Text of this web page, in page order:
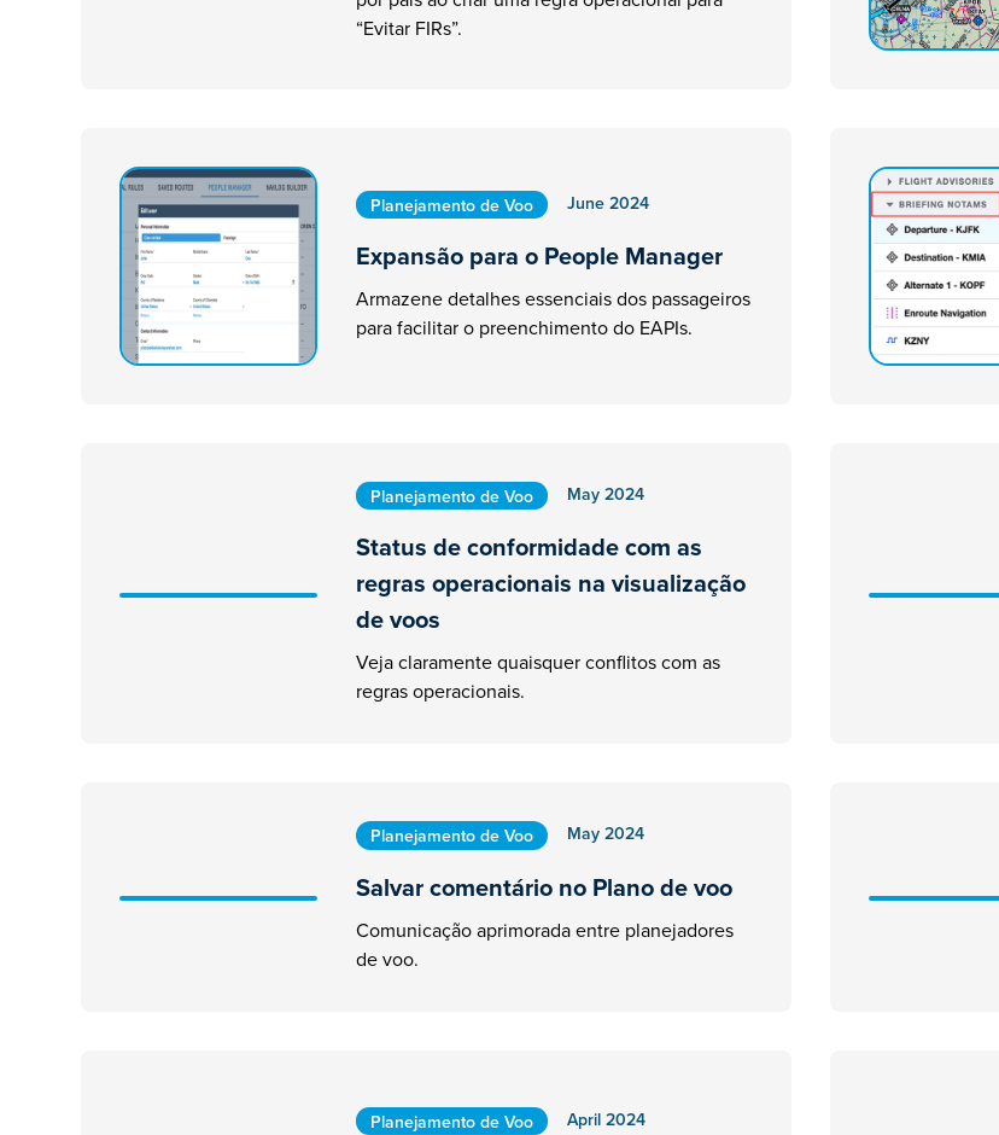
“Evitar FIRs”.
Planejamento de Voo June 2024
Expansão para o People Manager
Armazene detalhes essenciais dos passageiros
para facilitar o preenchimento do EAPIs.
Planejamento de Voo May 2024
Status de conformidade com as
regras operacionais na visualização
de voos
Veja claramente quaisquer conflitos com as
regras operacionais.
Planejamento de Voo May 2024
Salvar comentário no Plano de voo
Comunicação aprimorada entre planejadores
de voo.
Planejamento de Voo April 2024